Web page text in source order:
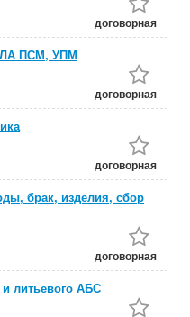
договорная
ПСМ, УПМ
договорная
договорная
брак, изделия, сбор
договорная
литьевого АБС